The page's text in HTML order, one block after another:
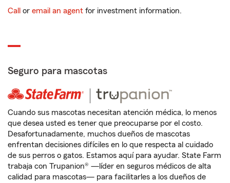
Call or email an agent for investment information.
Seguro para mascotas
Cuando sus mascotas necesitan atención médica, lo menos
que desea usted es tener que preocuparse por el costo.
Desafortunadamente, muchos dueños de mascotas
enfrentan decisiones difíciles en lo que respecta al cuidado
de sus perros o gatos. Estamos aquí para ayudar. State Farm
trabaja con Trupanion® —líder en seguros médicos de alta
calidad para mascotas— para facilitarles a los dueños de